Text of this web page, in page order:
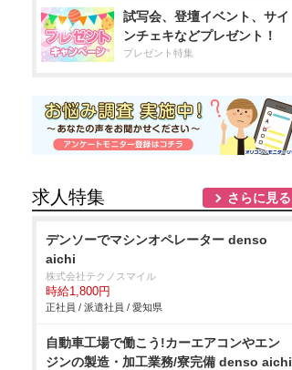
試写会、登壇イベント、サイ
ンチェキなどプレゼント！
プレゼント特集
求人特集 さらに見る
デンソーでマシンオペレーター denso
aichi
株式会社テクノスマイル
時給1,800円
正社員 / 派遣社員 / 愛知県
自動車工場で働こう!カーエアコンやエン
ジンの製造・加工業務/寮完備 denso aichi